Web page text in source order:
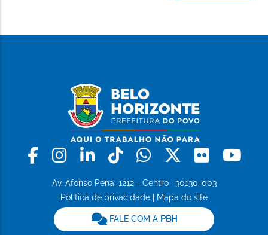
Facebook
Instagram
LinkedinTiktokWhatsapp
X Flickr
Av. Afonso Pena, 1212 - Centro | 30130-003
Política de privacidade
Mapa do site
FALE COM A PBH